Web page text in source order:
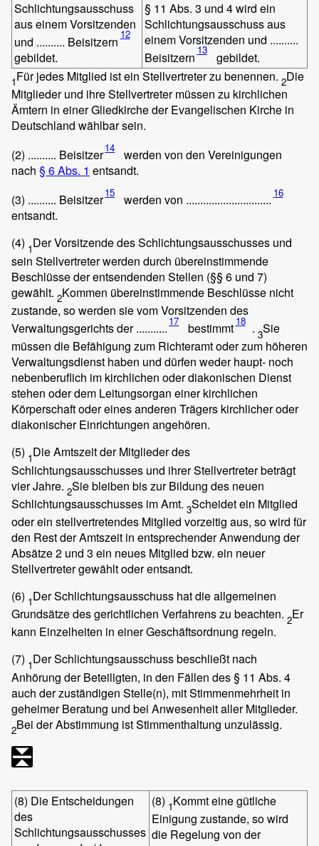
Schlichtungsausschuss
aus einem Vorsitzenden
und .......... Beisitzern 12
gebildet.
§ 11 Abs. 3 und 4 wird ein
Schlichtungsausschuss aus
einem Vorsitzenden und ..........
Beisitzern 13 gebildet.
1Für jedes Mitglied ist ein Stellvertreter zu benennen. 2Die
Mitglieder und ihre Stellvertreter müssen zu kirchlichen
Ämtern in einer Gliedkirche der Evangelischen Kirche in
Deutschland wählbar sein.
(2) .......... Beisitzer14
werden von den Vereinigungen
nach § 6 Abs. 1 entsandt.
(3) .......... Beisitzer15 werden von .............................. 16
entsandt.
(4) 1Der Vorsitzende des Schlichtungsausschusses und
sein Stellvertreter werden durch übereinstimmende
Beschlüsse der entsendenden Stellen (§§ 6 und 7)
gewählt. 2Kommen übereinstimmende Beschlüsse nicht
zustande, so werden sie vom Vorsitzenden des
Verwaltungsgerichts der ........... 17 bestimmt 18 . 3Sie
müssen die Befähigung zum Richteramt oder zum höheren
Verwaltungsdienst haben und dürfen weder haupt- noch
nebenberuflich im kirchlichen oder diakonischen Dienst
stehen oder dem Leitungsorgan einer kirchlichen
Körperschaft oder eines anderen Trägers kirchlicher oder
diakonischer Einrichtungen angehören.
(5) 1Die Amtszeit der Mitglieder des
Schlichtungsausschusses und ihrer Stellvertreter beträgt
vier Jahre. 2Sie bleiben bis zur Bildung des neuen
Schlichtungsausschusses im Amt. 3Scheidet ein Mitglied
oder ein stellvertretendes Mitglied vorzeitig aus, so wird für
den Rest der Amtszeit in entsprechender Anwendung der
Absätze 2 und 3 ein neues Mitglied bzw. ein neuer
Stellvertreter gewählt oder entsandt.
(6) 1Der Schlichtungsausschuss hat die allgemeinen
Grundsätze des gerichtlichen Verfahrens zu beachten. 2Er
kann Einzelheiten in einer Geschäftsordnung regeln.
(7) 1Der Schlichtungsausschuss beschließt nach
Anhörung der Beteiligten, in den Fällen des § 11 Abs. 4
auch der zuständigen Stelle(n), mit Stimmenmehrheit in
geheimer Beratung und bei Anwesenheit aller Mitglieder.
2Bei der Abstimmung ist Stimmenthaltung unzulässig.
(8) Die Entscheidungen
des
Schlichtungsausschusses
(8) 1Kommt eine gütliche
Einigung zustande, so wird
die Regelung von der